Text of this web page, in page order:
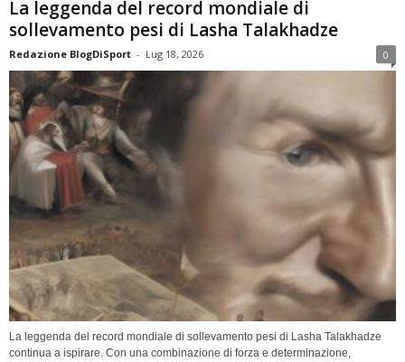
La leggenda del record mondiale di
sollevamento pesi di Lasha Talakhadze
Redazione BlogDiSport - Lug 18, 2026 0
La leggenda del record mondiale di sollevamento pesi di Lasha Talakhadze
continua a ispirare. Con una combinazione di forza e determinazione,